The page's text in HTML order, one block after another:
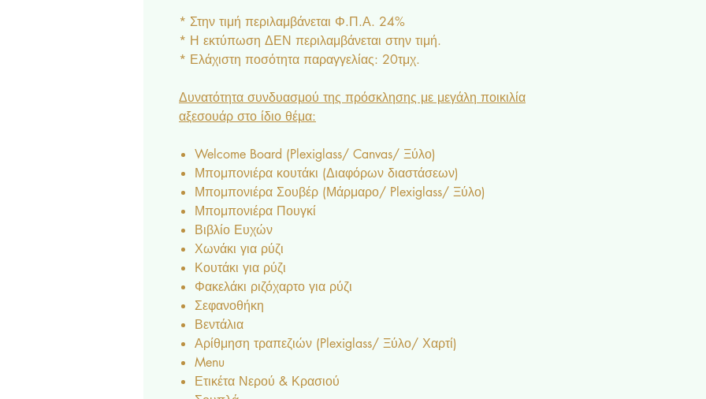
* Στην τιμή περιλαμβάνεται Φ.Π.Α. 24%
* Η εκτύπωση ΔΕΝ περιλαμβάνεται στην τιμή.
* Ελάχιστη ποσότητα παραγγελίας: 20τμχ.
Δυνατότητα συνδυασμού της πρόσκλησης με μεγάλη ποικιλία
αξεσουάρ στο ίδιο θέμα:
Welcome Board (Plexiglass/ Canvas/ Ξύλο)
Μπομπονιέρα κουτάκι (Διαφόρων διαστάσεων)
Μπομπονιέρα Σουβέρ (Μάρμαρο/ Plexiglass/ Ξύλο)
Μπομπονιέρα Πουγκί
Βιβλίο Ευχών
Χωνάκι για ρύζι
Κουτάκι για ρύζι
Φακελάκι ριζόχαρτο για ρύζι
Σεφανοθήκη
Βεντάλια
Αρίθμηση τραπεζιών (Plexiglass/ Ξύλο/ Χαρτί)
Menu
Ετικέτα Νερού & Κρασιού